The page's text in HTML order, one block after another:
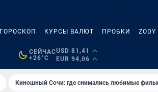
ГОРОСКОП КУРСЫ ВАЛЮТ ПРОБКИ ZODY
СЕЙЧАС
+26°C
USD 81,41
EUR 94,06
Киношный Сочи: где снимались любимые